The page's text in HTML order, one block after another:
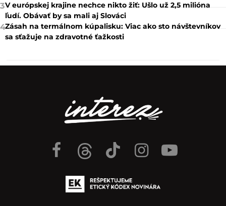
3V európskej krajine nechce nikto žiť: Ušlo už 2,5 milióna
ľudí. Obávať by sa mali aj Slováci
4Zásah na termálnom kúpalisku: Viac ako sto návštevníkov
sa sťažuje na zdravotné ťažkosti